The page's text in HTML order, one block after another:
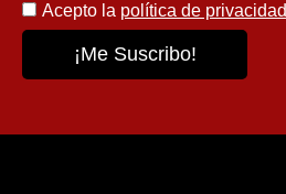
Acepto la política de privacidad